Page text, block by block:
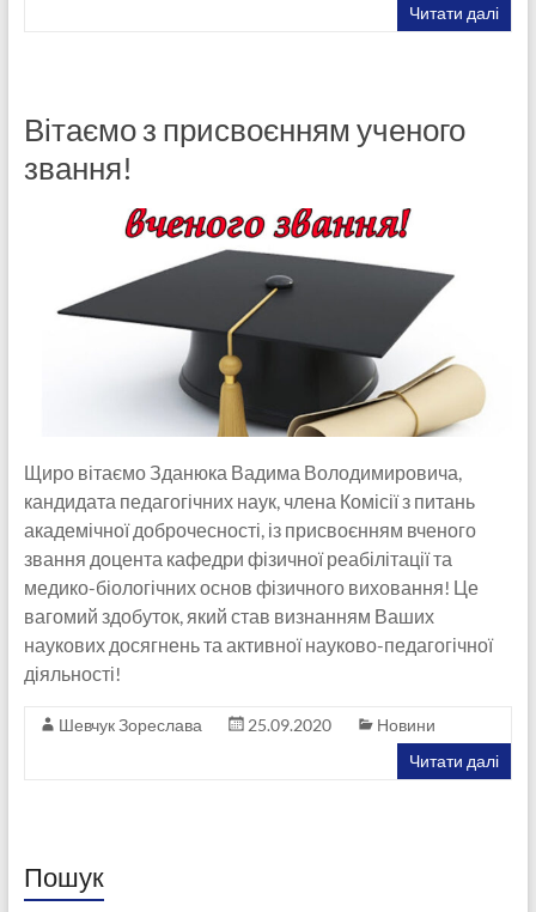
Читати далі
Вітаємо з присвоєнням ученого
звання!
Щиро вітаємо Зданюка Вадима Володимировича,
кандидата педагогічних наук, члена Комісії з питань
академічної доброчесності, із присвоєнням вченого
звання доцента кафедри фізичної реабілітації та
медико-біологічних основ фізичного виховання! Це
вагомий здобуток, який став визнанням Ваших
наукових досягнень та активної науково-педагогічної
діяльності!
Шевчук Зореслава 25.09.2020
Новини
Читати далі
Пошук